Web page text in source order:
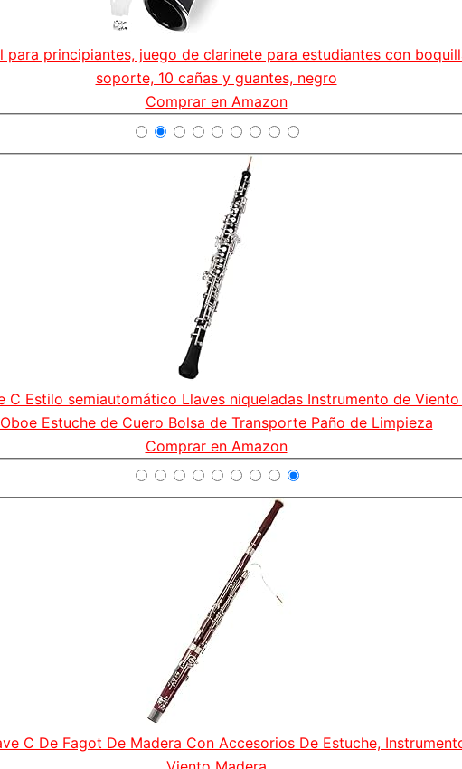
para principiantes, juego de clarinete para estudiantes con
soporte, 10 cañas y guantes, negro
Comprar en Amazon
C Estilo semiautomático Llaves niqueladas Instrumento de
Oboe Estuche de Cuero Bolsa de Transporte Paño de Limpieza
Comprar en Amazon
C De Fagot De Madera Con Accesorios De Estuche,